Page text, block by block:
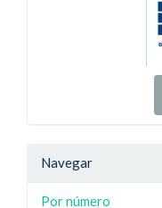
Navegar
Por número